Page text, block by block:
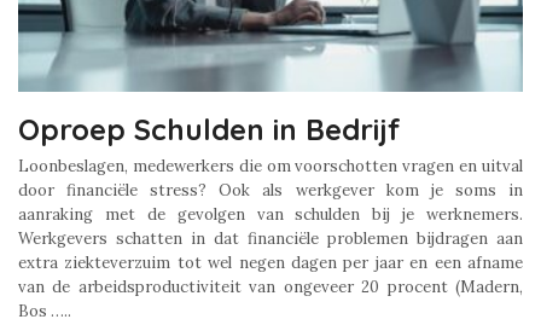
Oproep Schulden in Bedrijf
Loonbeslagen, medewerkers die om voorschotten vragen en uitval
door financiële stress? Ook als werkgever kom je soms in
aanraking met de gevolgen van schulden bij je werknemers.
Werkgevers schatten in dat financiële problemen bijdragen aan
extra ziekteverzuim tot wel negen dagen per jaar en een afname
van de arbeidsproductiviteit van ongeveer 20 procent (Madern,
Bos …..